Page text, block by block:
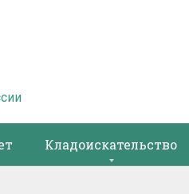
Кладоискательство